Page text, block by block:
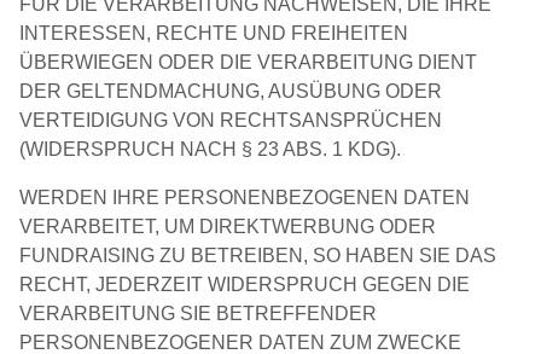
INTERESSEN, RECHTE UND FREIHEITEN
ÜBERWIEGEN ODER DIE VERARBEITUNG DIENT
DER GELTENDMACHUNG, AUSÜBUNG ODER
VERTEIDIGUNG VON RECHTSANSPRÜCHEN
(WIDERSPRUCH NACH § 23 ABS. 1 KDG).
WERDEN IHRE PERSONENBEZOGENEN DATEN
VERARBEITET, UM DIREKTWERBUNG ODER
FUNDRAISING ZU BETREIBEN, SO HABEN SIE DAS
RECHT, JEDERZEIT WIDERSPRUCH GEGEN DIE
VERARBEITUNG SIE BETREFFENDER
PERSONENBEZOGENER DATEN ZUM ZWECKE